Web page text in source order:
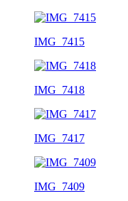
IMG_7415
IMG_7418
IMG_7417
IMG_7409